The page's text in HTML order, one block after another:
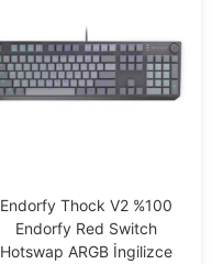
Endorfy Thock V2 %100
Endorfy Red Switch
Hotswap ARGB İngilizce